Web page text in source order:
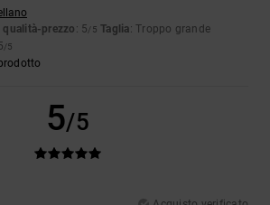
qualità-prezzo : 5/5 Taglia: Troppo grande
/5
5/5